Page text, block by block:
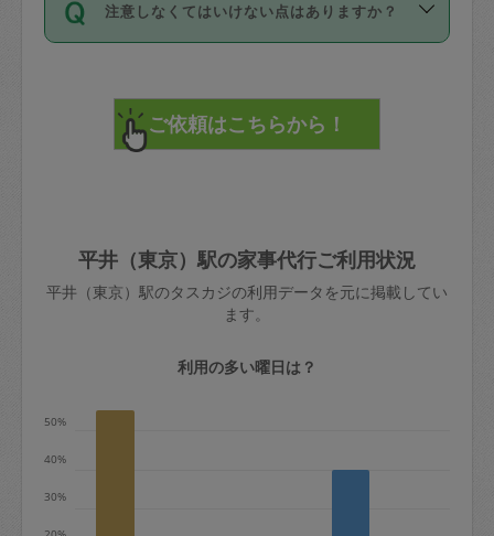
詳細FAQ：
損害賠償保険について教えて
72時間を超える※と、以下のキャンセル
料が発生します。
直前キャンセル料：
72時間前〜24時間前＝依頼料金の50%
依頼者不在による当日キャンセル＝依頼
金額の100%＋交通費全額
合、水曜日午前9時以降はキャンセル料が
まず、条件の合う気になるタスカジさ
みてください。
その後、一番気に入ったタスカジさんに
が必要です。数回の依頼ののち、タスカ
ジさんと依頼者の間で十分な信頼関係が
てください。
不在時に部屋に入るためにタスカジさん
きた場合は損害保険の対象外となるので
ご注意ください。
注意しなくてはいけない点はありますか？
で、必ず鍵のかかるロッカーや金庫に入
れて依頼者の責任の元管理するよう心掛
けてください。
玉、など
あわせてこちらも参照ください ：初めて
はありますか？
平井（東京）駅の家事代行ご利用状況
平井（東京）駅のタスカジの利用データを元に掲載してい
ます。
利用の多い曜日は？
30%
40%
50%